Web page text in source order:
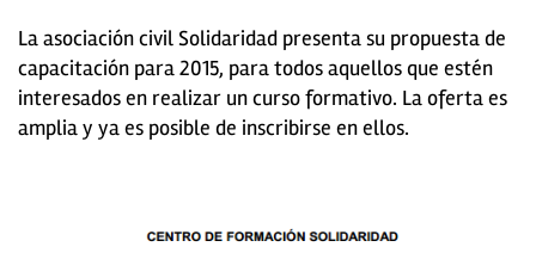
La asociación civil Solidaridad presenta su propuesta de
capacitación para 2015, para todos aquellos que estén
interesados en realizar un curso formativo. La oferta es
amplia y ya es posible de inscribirse en ellos.